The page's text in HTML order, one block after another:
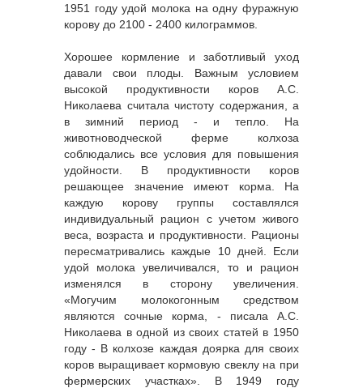
1951 году удой молока на одну фуражную
корову до 2100 - 2400 килограммов.
Хорошее кормление и заботливый уход
давали свои плоды. Важным условием
высокой продуктивности коров А.С.
Николаева считала чистоту содержания, а
в зимний период - и тепло. На
животноводческой ферме колхоза
соблюдались все условия для повышения
удойности. В продуктивности коров
решающее значение имеют корма. На
каждую корову группы составлялся
индивидуальный рацион с учетом живого
веса, возраста и продуктивности. Рационы
пересматривались каждые 10 дней. Если
удой молока увеличивался, то и рацион
изменялся в сторону увеличения.
«Могучим молокогонным средством
являются сочные корма, - писала А.С.
Николаева в одной из своих статей в 1950
году - В колхозе каждая доярка для своих
коров выращивает кормовую свеклу на при
фермерских участках». В 1949 году